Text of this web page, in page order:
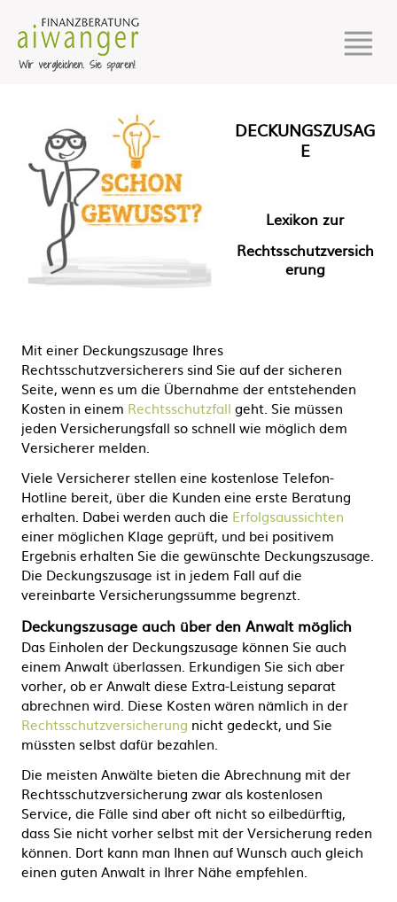
DECKUNGSZUSAG
E
Lexikon zur
Rechtsschutzversich
erung
Mit einer Deckungszusage Ihres
Rechtsschutzversicherers sind Sie auf der sicheren
Seite, wenn es um die Übernahme der entstehenden
Kosten in einem Rechtsschutzfall geht. Sie müssen
jeden Versicherungsfall so schnell wie möglich dem
Versicherer melden.
Viele Versicherer stellen eine kostenlose Telefon-
Hotline bereit, über die Kunden eine erste Beratung
erhalten. Dabei werden auch die Erfolgsaussichten
einer möglichen Klage geprüft, und bei positivem
Ergebnis erhalten Sie die gewünschte Deckungszusage.
Die Deckungszusage ist in jedem Fall auf die
vereinbarte Versicherungssumme begrenzt.
Deckungszusage auch über den Anwalt möglich
Das Einholen der Deckungszusage können Sie auch
einem Anwalt überlassen. Erkundigen Sie sich aber
vorher, ob er Anwalt diese Extra-Leistung separat
abrechnen wird. Diese Kosten wären nämlich in der
Rechtsschutzversicherung nicht gedeckt, und Sie
müssten selbst dafür bezahlen.
Die meisten Anwälte bieten die Abrechnung mit der
Rechtsschutzversicherung zwar als kostenlosen
Service, die Fälle sind aber oft nicht so eilbedürftig,
dass Sie nicht vorher selbst mit der Versicherung reden
können. Dort kann man Ihnen auf Wunsch auch gleich
einen guten Anwalt in Ihrer Nähe empfehlen.